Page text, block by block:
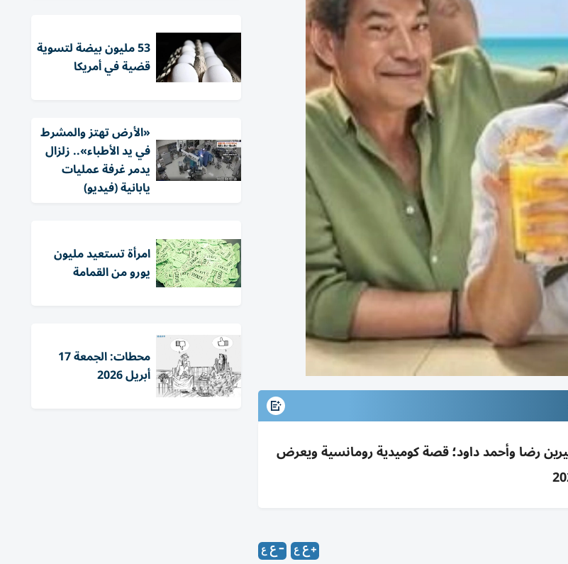
رضا وأحمد داود؛ قصة كوميدية رومانسية ويعرض
53 مليون بيضة لتسوية
قضية في أمريكا
«الأرض تهتز والمشرط
في يد الأطباء».. زلزال
يدمر غرفة عمليات
يابانية (فيديو)
امرأة تستعيد مليون
يورو من القمامة
محطات: الجمعة 17
أبريل 2026